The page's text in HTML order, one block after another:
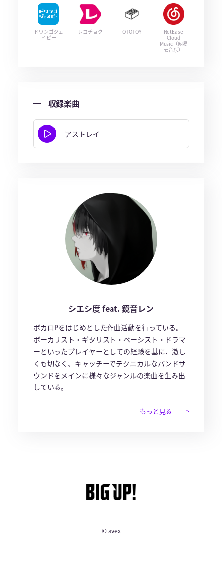
ドワンゴジェ
イピー
レコチョク OTOTOY
NetEase
Cloud
Music（网易
云音乐）
収録楽曲
アストレイ
シエシ度 feat. 鏡音レン
ボカロPをはじめとした作曲活動を行っている。
ボーカリスト・ギタリスト・ベーシスト・ドラマ
ーといったプレイヤーとしての経験を基に、激し
くも切なく、キャッチーでテクニカルなバンドサ
ウンドをメインに様々なジャンルの楽曲を生み出
している。
もっと見る
© avex